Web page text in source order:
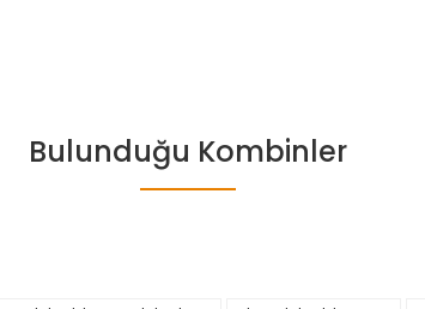
Bulunduğu Kombinler